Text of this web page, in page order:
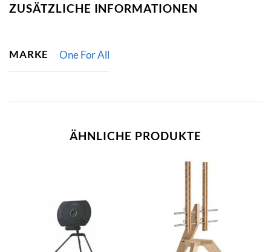
ZUSÄTZLICHE INFORMATIONEN
MARKE One For All
ÄHNLICHE PRODUKTE